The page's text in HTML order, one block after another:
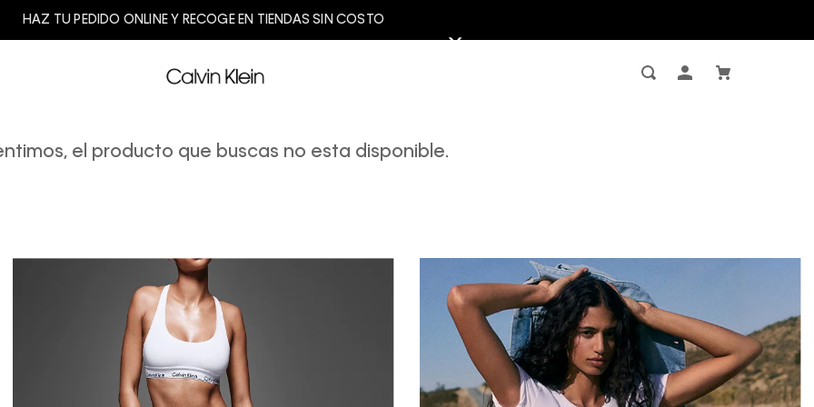
HAZ TU PEDIDO ONLINE Y RECOGE EN TIENDAS SIN COSTO
el producto que buscas no esta disponible.